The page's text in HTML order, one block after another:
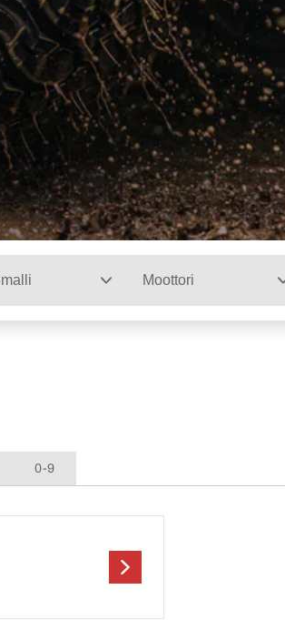
Moottori
0-9